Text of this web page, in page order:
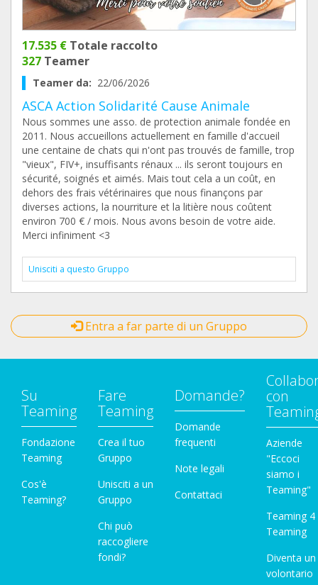
17.535 € Totale raccolto
327 Teamer
Teamer da: 22/06/2026
ASCA Action Solidarité Cause Animale
Nous sommes une asso. de protection animale fondée en
2011. Nous accueillons actuellement en famille d'accueil
une centaine de chats qui n'ont pas trouvés de famille, trop
"vieux", FIV+, insuffisants rénaux ... ils seront toujours en
sécurité, soignés et aimés. Mais tout cela a un coût, en
dehors des frais vétérinaires que nous finançons par
diverses actions, la nourriture et la litière nous coûtent
environ 700 € / mois. Nous avons besoin de votre aide.
Merci infiniment <3
Unisciti a questo Gruppo
Entra a far parte di un Gruppo
Su
Teaming
Fondazione
Teaming
Cos'è
Teaming?
Fare
Teaming
Crea il tuo
Gruppo
Unisciti a un
Gruppo
Chi può
raccogliere
fondi?
Domande?
Domande
frequenti
Note legali
Contattaci
con
Aziende
"Eccoci
siamo i
Teaming"
Teaming 4
Teaming
Diventa un
volontario